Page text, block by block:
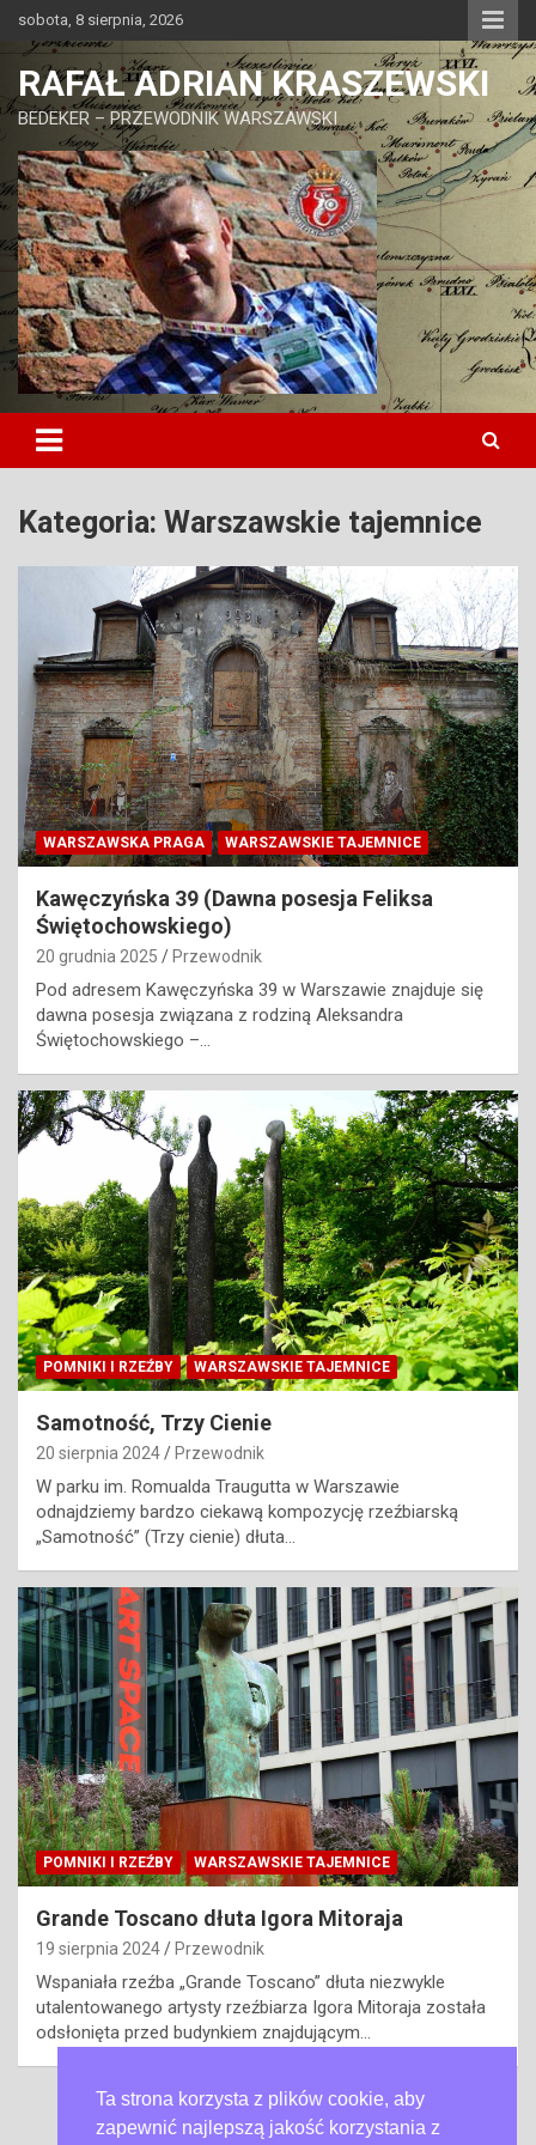
content
sobota, 8 sierpnia, 2026
RAFAŁ ADRIAN KRASZEWSKI
BEDEKER – PRZEWODNIK WARSZAWSKI
Kategoria: Warszawskie tajemnice
WARSZAWSKA PRAGA WARSZAWSKIE TAJEMNICE
Kawęczyńska 39 (Dawna posesja Feliksa
Świętochowskiego)
20 grudnia 2025 Przewodnik
Pod adresem Kawęczyńska 39 w Warszawie znajduje się
dawna posesja związana z rodziną Aleksandra
Świętochowskiego –…
POMNIKI I RZEŹBY WARSZAWSKIE TAJEMNICE
Samotność, Trzy Cienie
20 sierpnia 2024 Przewodnik
W parku im. Romualda Traugutta w Warszawie
odnajdziemy bardzo ciekawą kompozycję rzeźbiarską
„Samotność” (Trzy cienie) dłuta…
POMNIKI I RZEŹBY WARSZAWSKIE TAJEMNICE
Grande Toscano dłuta Igora Mitoraja
19 sierpnia 2024 Przewodnik
Wspaniała rzeźba „Grande Toscano” dłuta niezwykle
utalentowanego artysty rzeźbiarza Igora Mitoraja została
odsłonięta przed budynkiem znajdującym…
Nawigacja
1 2 … 13 Next
Ta strona korzysta z plików cookie, aby
zapewnić najlepszą jakość korzystania z